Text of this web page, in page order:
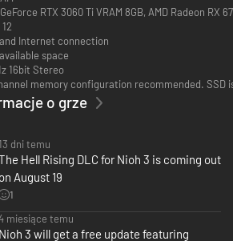
(Samurai) i ninja (Ninja)
i płynnym przełączaniem podczas
walki, stawiając czoła wrogom za pomocą
i używając szybkich ruchów i specjalnych
RTX 3060 Ti VRAM 8GB, AMD Radeon RX
Internet connection
space
16bit Stereo
memory configuration recommended. SSD
o grze
13 dni temu
Hell Rising DLC for Nioh 3 is coming out
on August 19
1
miesiące temu
Nioh 3 will get a free update featuring